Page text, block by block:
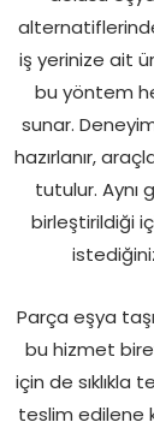
iş yerinize ait
bu yöntem
sunar.
hazırlanır,
tutulur. Aynı
birleştirildiği
Parça eşya
bu hizmet
için de sıklıkla
teslim edilene